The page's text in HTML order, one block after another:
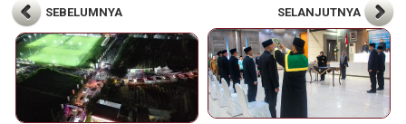
SEBELUMNYA SELANJUTNYA